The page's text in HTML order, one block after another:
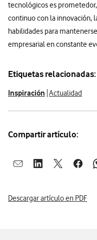
tecnológicos es
continuo con la innovación,
habilidades para
empresarial en constante
Etiquetas relacionadas:
Inspiración Actualidad
Compartir artículo:
Abrir ventana para
Abrir ventana para
Abrir Abrir
Descargar artículo en PDF